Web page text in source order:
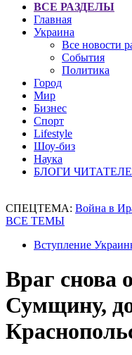
ВСЕ РАЗДЕЛЫ
Главная
Украина
Все новости
События
Политика
Город
Мир
Бизнес
Спорт
Lifestyle
Шоу-биз
Наука
БЛОГИ
СПЕЦТЕМА: Война в
ВСЕ ТЕМЫ
Вступление
Враг снова
Сумщину,